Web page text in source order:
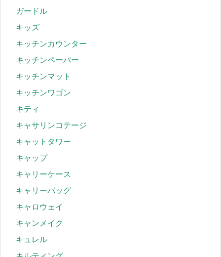
ガードル
キッズ
キッチンカウンター
キッチンペーパー
キッチンマット
キッチンワゴン
キティ
キャサリンコテージ
キャットタワー
キャップ
キャリーケース
キャリーバッグ
キャロウェイ
キャンメイク
キュレル